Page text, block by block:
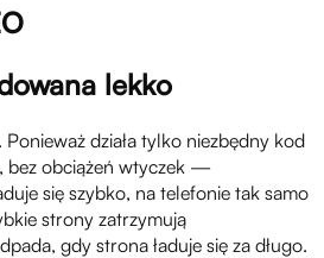
lekko
działa tylko niezbędny kod
bez obciążeń wtyczek —
się szybko, na telefonie tak samo
strony zatrzymują
gdy strona ładuje się za długo.